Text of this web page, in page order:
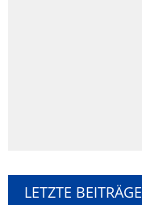
LETZTE BEITRÄGE